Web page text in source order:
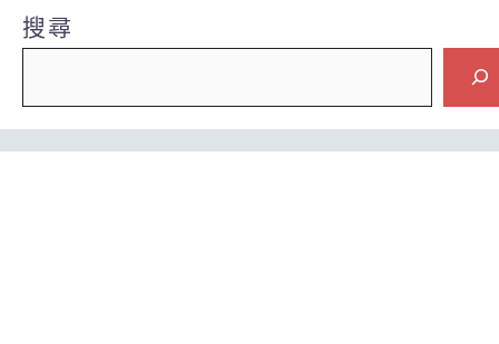
搜尋